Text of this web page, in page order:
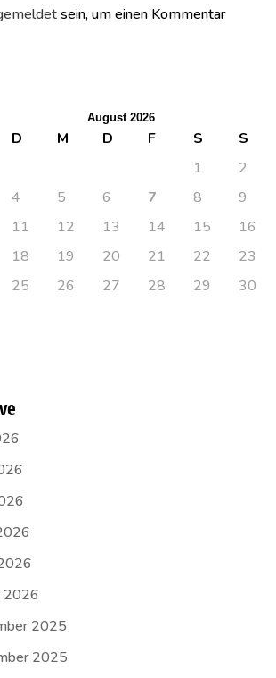
sein, um einen Kommentar
August 2026
D M D F S
S
1
2
4 5 6 7 8
9
11 12 13 14 15
16
18 19 20 21 22
23
25 26 27 28 29
30
2026
2025
2025